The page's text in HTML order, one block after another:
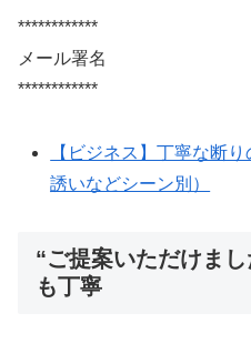
************
メール署名
************
【ビジネス】丁寧な断
誘いなどシーン別）
“ご提案いただけま
も丁寧